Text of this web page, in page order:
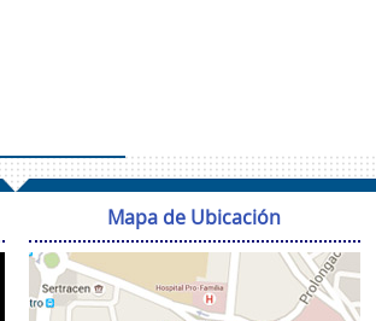
Mapa de Ubicación